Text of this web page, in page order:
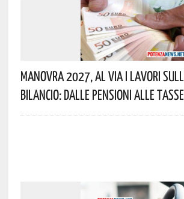
Manovra 2027, Al Via I Lavori
Bilancio: Dalle Pensioni Alle Tasse